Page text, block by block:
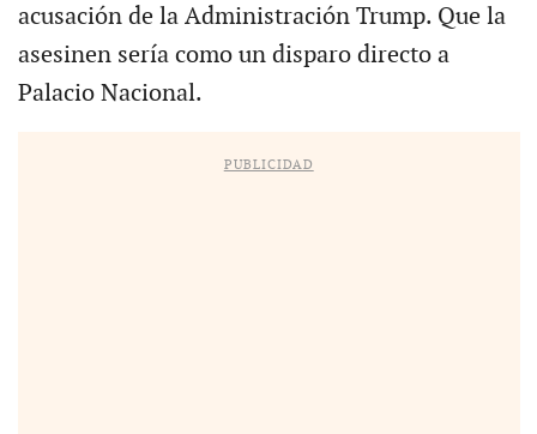
acusación de la Administración Trump. Que la
asesinen sería como un disparo directo a
Palacio Nacional.
PUBLICIDAD